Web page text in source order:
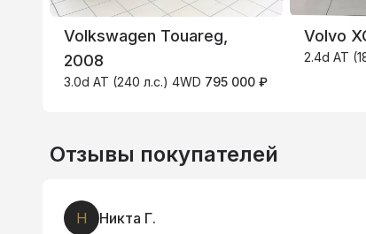
Volkswagen Touareg,
2008
3.0d AT (240 л.с.) 4WD 795 000 ₽
Volvo
2.4d AT
Отзывы покупателей
Н Никта Г.